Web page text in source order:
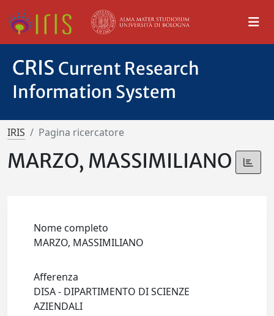
CRIS Current Research
Information System
IRIS Pagina ricercatore
MARZO, MASSIMILIANO
Nome completo
MARZO, MASSIMILIANO
Afferenza
DISA - DIPARTIMENTO DI SCIENZE
AZIENDALI